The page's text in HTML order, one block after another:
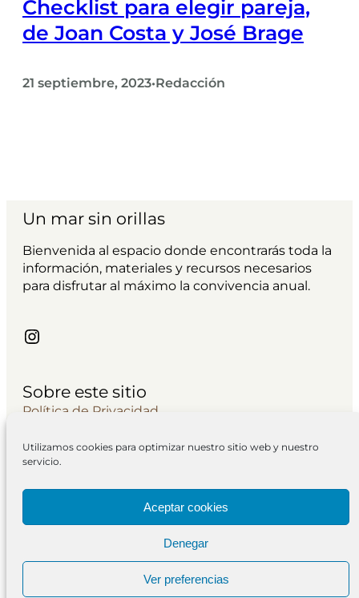
Utilizamos cookies para optimizar nuestro sitio web y nuestro
servicio.
Aceptar cookies
Denegar
Ver preferencias
Checklist para elegir pareja,
de Joan Costa y José Brage
21 septiembre, 2023•Redacción
Un mar sin orillas
Bienvenida al espacio donde encontrarás toda la
información, materiales y recursos necesarios
para disfrutar al máximo la convivencia anual.
Instagram
Sobre este sitio
Política de Privacidad
Contacto
Cuestionario
Newsletter
Un mar sin orillas | Todos los derechos